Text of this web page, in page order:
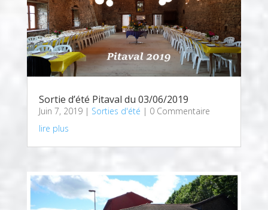
Sortie d’été Pitaval du 03/06/2019
Juin 7, 2019| Sorties d'été | 0 Commentaire
lire plus